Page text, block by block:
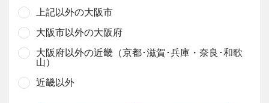
上記以外の大阪市
大阪市以外の大阪府
大阪府以外の近畿（京都･滋賀･兵庫・奈良･和歌
山）
近畿以外